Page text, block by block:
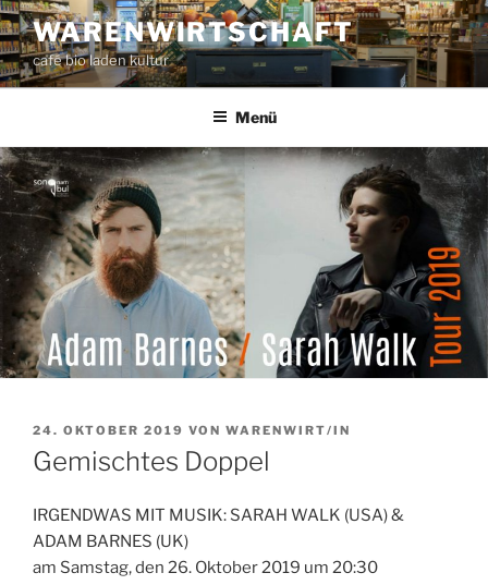
Zum
Inhalt
springen
WARENWIRTSCHAFT
café bio laden kultur
Menü
VERÖFFENTLICHT
AM
24. OKTOBER 2019 VON WARENWIRT/IN
Gemischtes Doppel
IRGENDWAS MIT MUSIK: SARAH WALK (USA) &
ADAM BARNES (UK)
am Samstag, den 26. Oktober 2019 um 20:30